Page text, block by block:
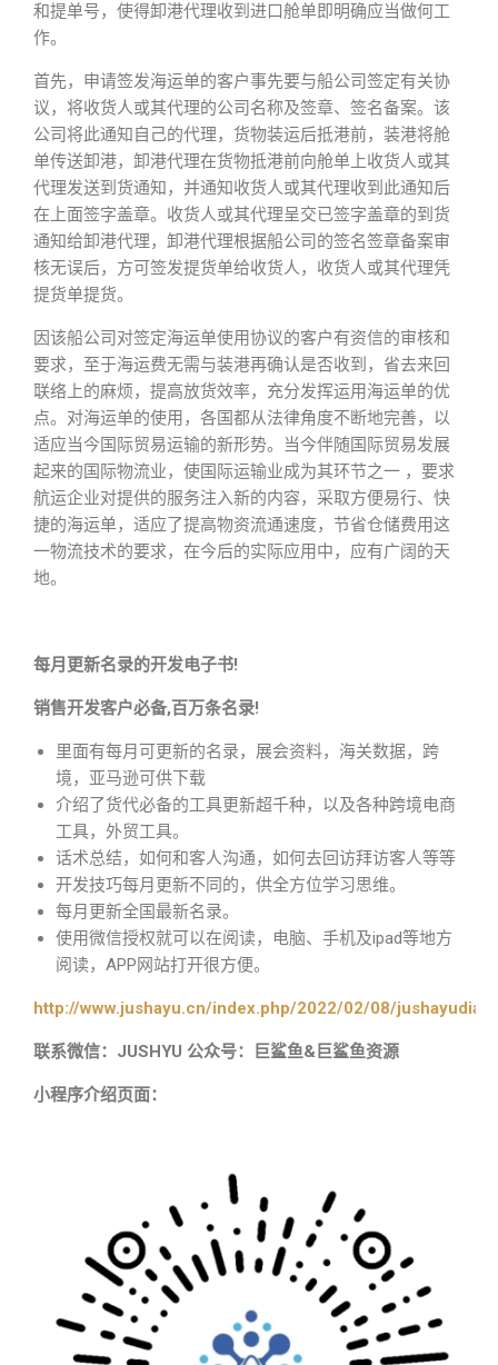
和提单号，使得卸港代理收到进口舱单即明确应当做何工
作。
首先，申请签发海运单的客户事先要与船公司签定有关协
议，将收货人或其代理的公司名称及签章、签名备案。该
公司将此通知自己的代理，货物装运后抵港前，装港将舱
单传送卸港，卸港代理在货物抵港前向舱单上收货人或其
代理发送到货通知，并通知收货人或其代理收到此通知后
在上面签字盖章。收货人或其代理呈交已签字盖章的到货
通知给卸港代理，卸港代理根据船公司的签名签章备案审
核无误后，方可签发提货单给收货人，收货人或其代理凭
提货单提货。
因该船公司对签定海运单使用协议的客户有资信的审核和
要求，至于海运费无需与装港再确认是否收到，省去来回
联络上的麻烦，提高放货效率，充分发挥运用海运单的优
点。对海运单的使用，各国都从法律角度不断地完善，以
适应当今国际贸易运输的新形势。当今伴随国际贸易发展
起来的国际物流业，使国际运输业成为其环节之一 ，要求
航运企业对提供的服务注入新的内容，采取方便易行、快
捷的海运单，适应了提高物资流通速度，节省仓储费用这
一物流技术的要求，在今后的实际应用中，应有广阔的天
地。
每月更新名录的开发电子书!
销售开发客户必备,百万条名录!
里面有每月可更新的名录，展会资料，海关数据，跨
境，亚马逊可供下载
介绍了货代必备的工具更新超千种，以及各种跨境电商
工具，外贸工具。
话术总结，如何和客人沟通，如何去回访拜访客人等等
开发技巧每月更新不同的，供全方位学习思维。
每月更新全国最新名录。
使用微信授权就可以在阅读，电脑、手机及ipad等地方
阅读，APP网站打开很方便。
http://www.jushayu.cn/index.php/2022/02/08/
联系微信：JUSHYU 公众号：巨鲨鱼&巨鲨鱼资源
小程序介绍页面：